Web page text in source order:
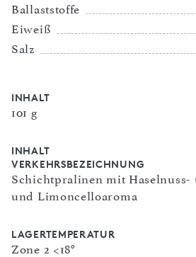
Ballaststoffe
Eiweiß
Salz
INHALT
101 g
INHALT
VERKEHRSBEZEICHNUNG
Schichtpralinen mit Haselnuss-
und Limoncelloaroma
LAGERTEMPERATUR
Zone 2 <18°